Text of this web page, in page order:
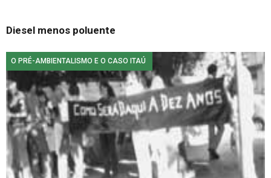
Diesel menos poluente
O PRÉ-AMBIENTALISMO E O CASO ITAÚ